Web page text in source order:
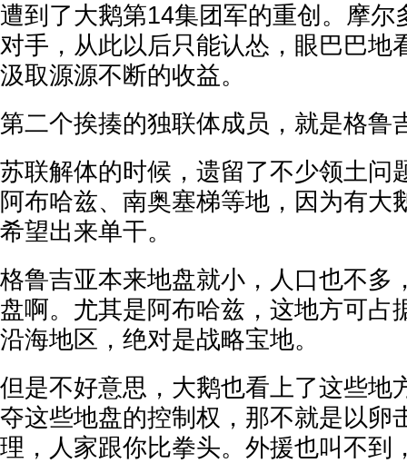
遭到了大鹅第14集团军的重创。摩尔
对手，从此以后只能认怂，眼巴巴地
汲取源源不断的收益。
第二个挨揍的独联体成员，就是格鲁
苏联解体的时候，遗留了不少领土问
阿布哈兹、南奥塞梯等地，因为有大
希望出来单干。
格鲁吉亚本来地盘就小，人口也不多
盘啊。尤其是阿布哈兹，这地方可占
沿海地区，绝对是战略宝地。
但是不好意思，大鹅也看上了这些地
夺这些地盘的控制权，那不就是以卵
理，人家跟你比拳头。外援也叫不到